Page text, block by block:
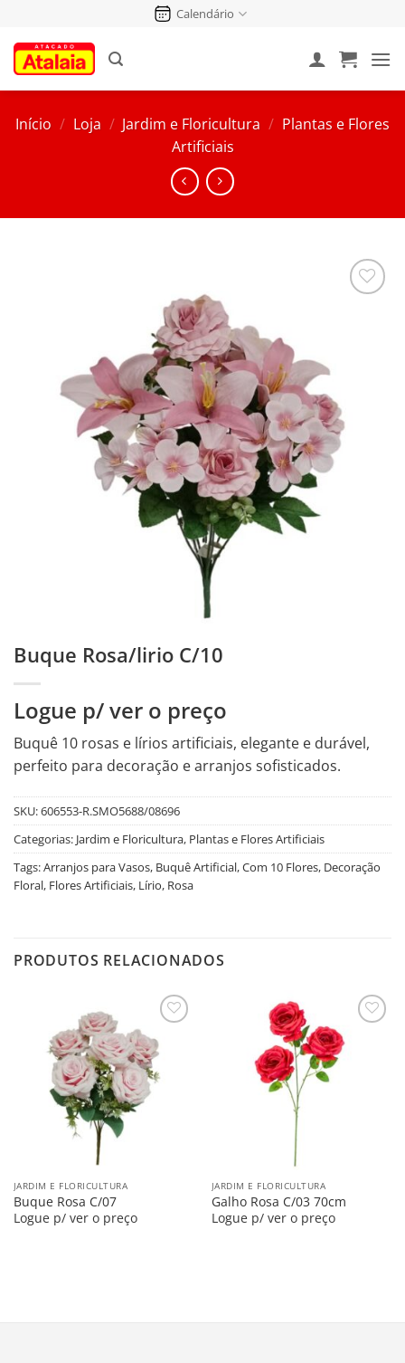
conteúdo
Calendário
Início / Loja / Jardim e Floricultura / Plantas e Flores
Artificiais
Buque Rosa/lirio C/10
Logue p/ ver o preço
Buquê 10 rosas e lírios artificiais, elegante e durável,
perfeito para decoração e arranjos sofisticados.
SKU:606553-R.SMO5688/08696
Categorias: Jardim e Floricultura, Plantas e Flores Artificiais
Tags:Arranjos para Vasos, Buquê Artificial,Com 10 Flores, Decoração
Floral, Flores Artificiais, Lírio, Rosa
PRODUTOS RELACIONADOS
Salvar
Lista
JARDIM E FLORICULTURA
Buque Rosa C/07
Logue p/ ver o preço
JARDIM E FLORICULTURA
Galho Rosa C/03 70cm
Logue p/ ver o preço